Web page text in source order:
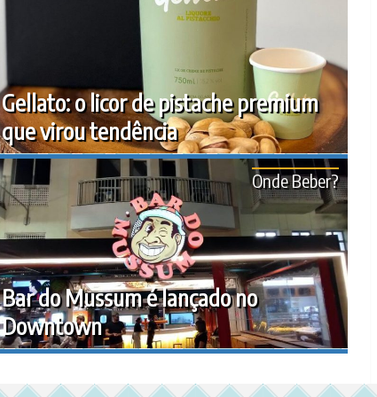
Gellato: o licor de pistache premium
que virou tendência
Bar do Mussum é lançado no
Downtown
Onde Beber?